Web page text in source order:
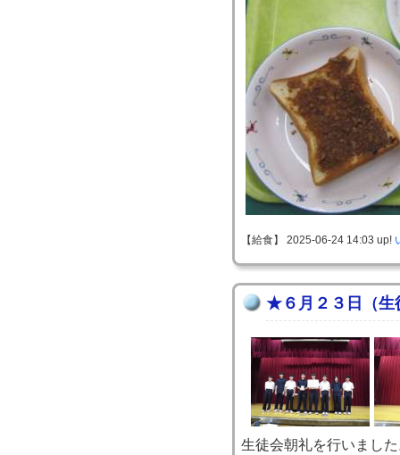
【給食】 2025-06-24 14:03 up!
★６月２３日（生
生徒会朝礼を行いまし